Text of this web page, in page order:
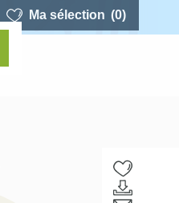
Ma sélection (0)